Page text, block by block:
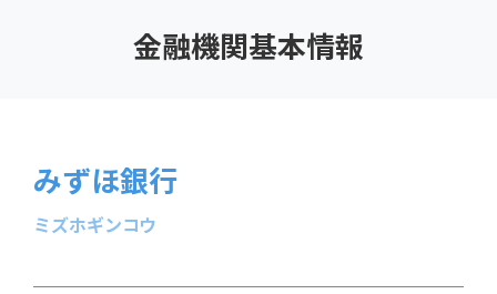
金融機関基本情報
みずほ銀行
ミズホギンコウ